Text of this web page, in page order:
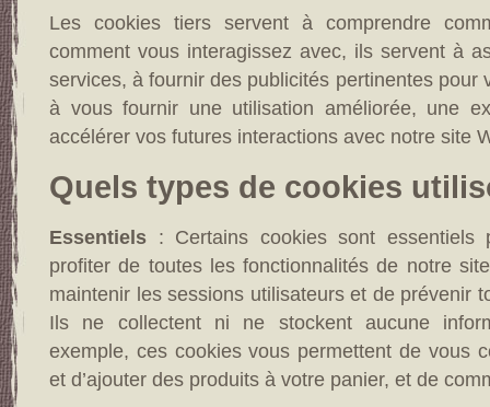
Les cookies tiers servent à comprendre
comment vous interagissez avec, ils servent à
services, à fournir des publicités pertinentes pour
à vous fournir une utilisation améliorée, une
accélérer vos futures interactions avec notre site
Quels types de cookies
Essentiels : Certains cookies sont essentiels
profiter de toutes les fonctionnalités de notre
maintenir les sessions utilisateurs et de prévenir
Ils ne collectent ni ne stockent aucune
exemple, ces cookies vous permettent de vous
et d’ajouter des produits à votre panier, et de